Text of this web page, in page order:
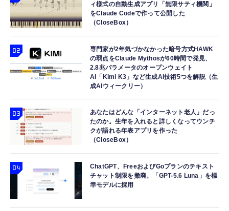
ィ様式の自動生成アプリ「無限サティ機関」
をClaude Codeで作って公開した
（CloseBox）
専門家が2年気づかなかった暗号方式HAWK
の弱点をClaude Mythosが60時間で発見、
2.8兆パラメータのオープンウェイト
AI「Kimi K3」など生成AI技術5つを解説（生
成AIウィークリー）
あなたはどんな「インターネット老人」だっ
たのか。生年を入れると詳しくなってウンチ
クが語れる年表アプリを作った
（CloseBox）
ChatGPT、FreeおよびGoプランのテキスト
チャット制限を撤廃。「GPT-5.6 Luna」を標
準モデルに採用